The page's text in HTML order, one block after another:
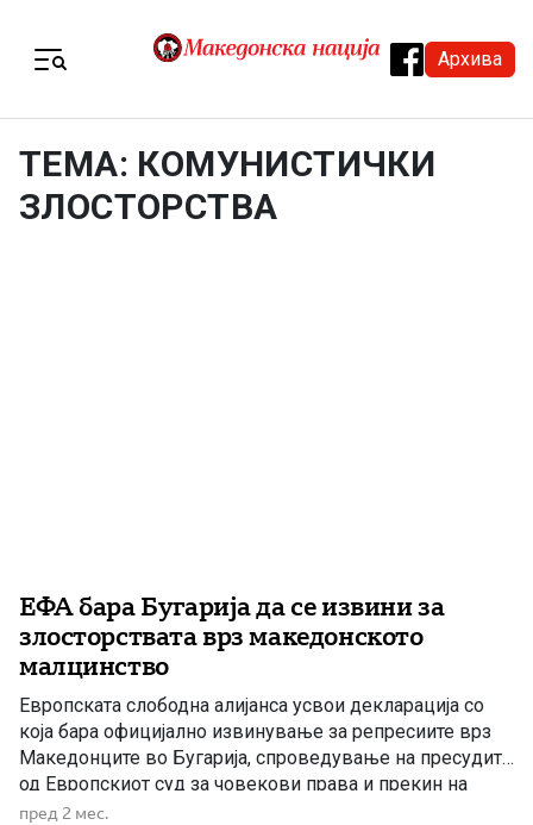
Архива
ТЕМА: КОМУНИСТИЧКИ
ЗЛОСТОРСТВА
ЕФА бара Бугарија да се извини за
злосторствата врз македонското
малцинство
Европската слободна алијанса усвои декларација со
која бара официјално извинување за репресиите врз
Македонците во Бугарија, спроведување на пресудите
од Европскиот суд за човекови права и прекин на
двојните стандарди во однос на малцинските права во
пред 2 мес.